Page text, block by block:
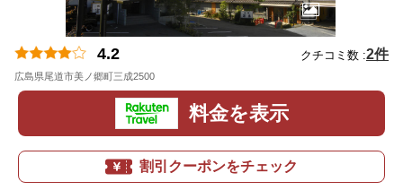
4.2 クチコミ数 :2件
広島県尾道市美ノ郷町三成2500
料金を表示
割引クーポンをチェック